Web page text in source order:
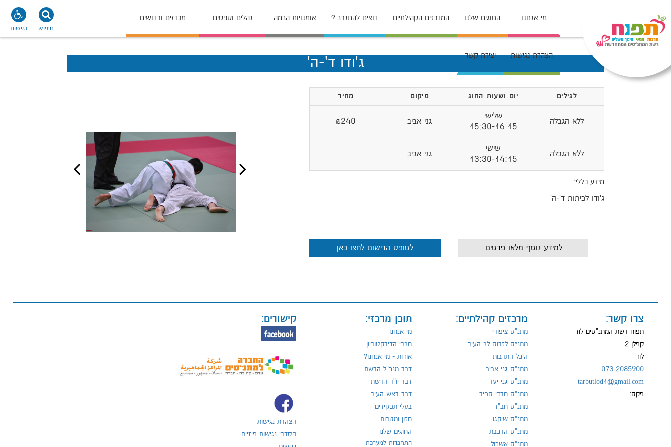
מי אנחנו החוגים שלנו המרכזים הקהילתיים רוצים להתנדב ? אומנויות הבמה נהלים וטפסים מכרזים ודרושים
הצהרת נגישות יצירת קשר
נגישות חיפוש
ג'ודו ד'-ה'
לגילים יום ושעות החוג מיקום מחיר
ללא הגבלה
שלישי
15:30-16:15
גני אביב ₪240
ללא הגבלה
שישי
13:30-14:15
גני אביב
מידע כללי:
ג'ודו לכיתות ד'-ה'
לטופס הרישום לחצו כאן למידע נוסף מלאו פרטים:
צרו קשר:
תפוח רשת המתנ"סים לוד
קפלן 2
לוד
073-2085900
tarbutlod1@gmail.com
פקס:
מרכזים קהילתיים:
מתנ"ס ציפורי
מתנ״ס לזרוס לב העיר
היכל התרבות
מתנ"ס גני אביב
מתנ"ס גני יער
מתנ"ס חרדי ספיר
מתנ"ס חב"ד
מתנ"ס שיקגו
מתנ"ס הרכבת
מתנ"ס אשכול
תוכן מרכזי:
מי אנחנו
חברי הדירקטוריון
אודות - מי אנחנו?
דבר מנכ"ל הרשת
דבר יו"ר הרשת
דבר ראש העיר
בעלי תפקידים
חזון ומטרות
החוגים שלנו
התחברות למערכת
קישורים:
הצהרת נגישות
הסדרי נגישות פיזיים